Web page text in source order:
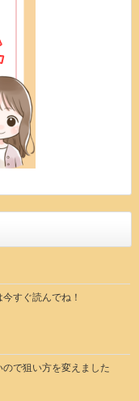
すぐ読んでね！
で狙い方を変えました